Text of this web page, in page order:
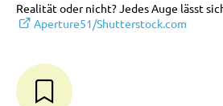
Realität oder nicht? Jedes Auge lässt
Aperture51/Shutterstock.com